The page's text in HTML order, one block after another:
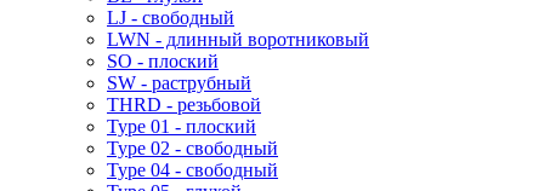
LJ - свободный
LWN - длинный воротниковый
SO - плоский
SW - раструбный
THRD - резьбовой
Type 01 - плоский
Type 02 - свободный
Type 04 - свободный